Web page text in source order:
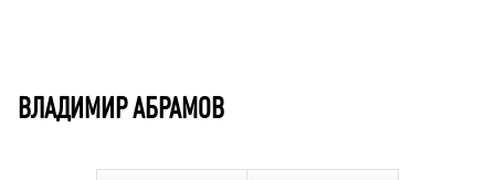
ВЛАДИМИР АБРАМОВ